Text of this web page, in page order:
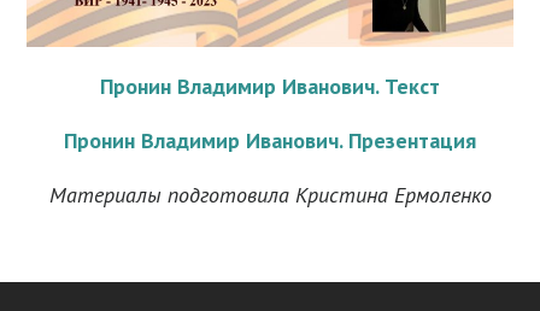
Пронин Владимир Иванович. Текст
Пронин Владимир Иванович. Презентация
Материалы подготовила Кристина Ермоленко